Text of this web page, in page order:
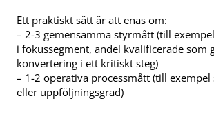
Ett praktiskt sätt är att enas om:
– 2-3 gemensamma styrmått (till
i fokussegment, andel kvalificerade som
konvertering i ett kritiskt steg)
– 1-2 operativa processmått (till exempel
eller uppföljningsgrad)